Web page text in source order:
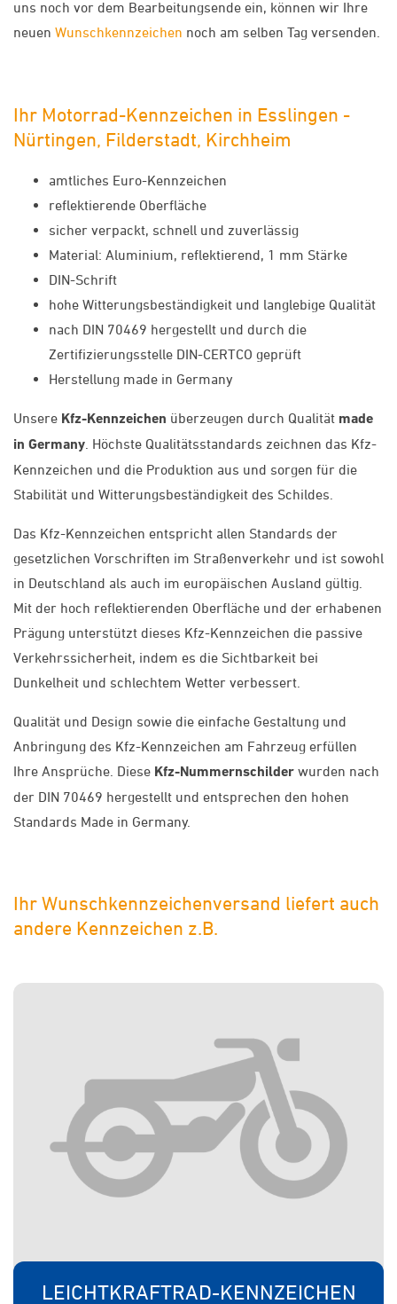
uns noch vor dem Bearbeitungsende ein, können wir Ihre
neuen Wunschkennzeichen noch am selben Tag versenden.
Ihr Motorrad-Kennzeichen in Esslingen -
Nürtingen, Filderstadt, Kirchheim
amtliches Euro-Kennzeichen
reflektierende Oberfläche
sicher verpackt, schnell und zuverlässig
Material: Aluminium, reflektierend, 1 mm Stärke
DIN-Schrift
hohe Witterungsbeständigkeit und langlebige Qualität
nach DIN 70469 hergestellt und durch die
Zertifizierungsstelle DIN-CERTCO geprüft
Herstellung made in Germany
Unsere Kfz-Kennzeichen überzeugen durch Qualität made
in Germany . Höchste Qualitätsstandards zeichnen das Kfz-
Kennzeichen und die Produktion aus und sorgen für die
Stabilität und Witterungsbeständigkeit des Schildes.
Das Kfz-Kennzeichen entspricht allen Standards der
gesetzlichen Vorschriften im Straßenverkehr und ist sowohl
in Deutschland als auch im europäischen Ausland gültig.
Mit der hoch reflektierenden Oberfläche und der erhabenen
Prägung unterstützt dieses Kfz-Kennzeichen die passive
Verkehrssicherheit, indem es die Sichtbarkeit bei
Dunkelheit und schlechtem Wetter verbessert.
Qualität und Design sowie die einfache Gestaltung und
Anbringung des Kfz-Kennzeichen am Fahrzeug erfüllen
Ihre Ansprüche. Diese Kfz-Nummernschilder wurden nach
der DIN 70469 hergestellt und entsprechen den hohen
Standards Made in Germany.
Ihr Wunschkennzeichenversand liefert auch
andere Kennzeichen z.B.
LEICHTKRAFTRAD-KENNZEICHEN